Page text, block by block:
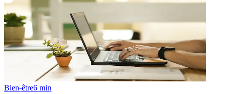
Bien-être6 min